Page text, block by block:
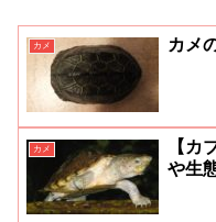
カメ カメ
カメ
【カ
や生